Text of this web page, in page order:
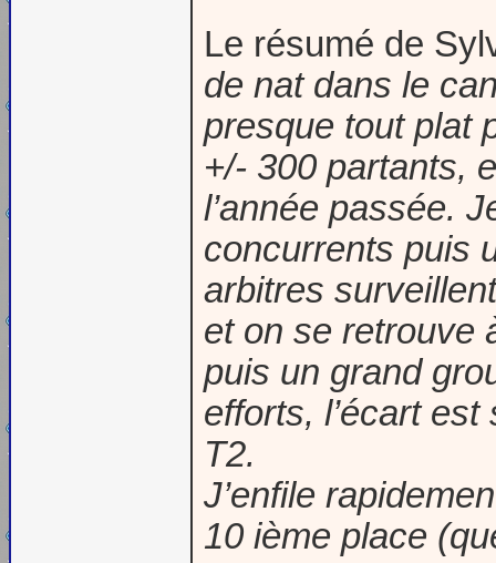
Le résumé de
de nat dans le
presque tout plat
+/- 300 partants,
l’année passée.
concurrents puis
arbitres
et on se retrouve
puis un grand
efforts, l’écart
T2.
J’enfile
10 ième place